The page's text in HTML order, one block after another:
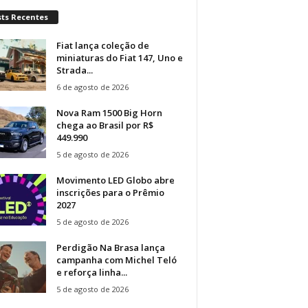
Recentes
Fiat lança coleção de
miniaturas do Fiat 147, Uno e
Strada...
6 de agosto de 2026
Nova Ram 1500 Big Horn
chega ao Brasil por R$
449.990
5 de agosto de 2026
Movimento LED Globo abre
inscrições para o Prêmio
2027
5 de agosto de 2026
Perdigão Na Brasa lança
campanha com Michel Teló
e reforça linha...
5 de agosto de 2026